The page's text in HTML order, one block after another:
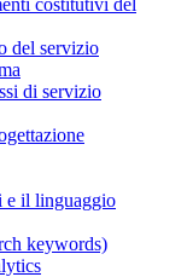
costitutivi del
del servizio
di servizio
e il linguaggio
keywords)